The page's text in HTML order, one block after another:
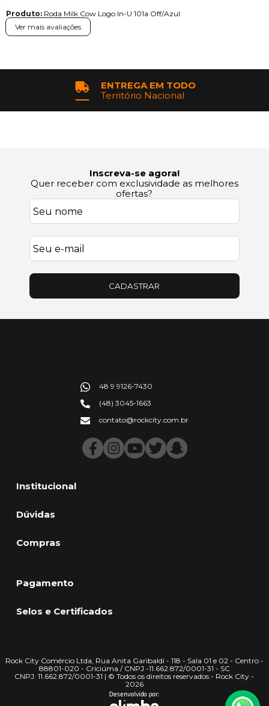
Produto:Roda Milk Cow Logo In-U 101a Off/Azul
Ver mais avaliações
ENTREGA EM TODO
Território Nacional
Inscreva-se agora!
Quer receber com exclusividade as melhores
ofertas?
CADASTRAR
Institucional
Dúvidas
Compras
48 9 9126-7430
(48) 3045-1663
contato@rockcity.com.br
Pagamento
Selos e Certificados
Rock City Comércio Ltda, Rua Anita Garibaldi - 118 - Sala 01 e 02 - Centro -
88801-020 - Criciúma / CNPJ -11.662.872/0001-31 - SC
CNPJ: 11.662.872/0001-31 | © Todos os direitos reservados - Rock City -
2026